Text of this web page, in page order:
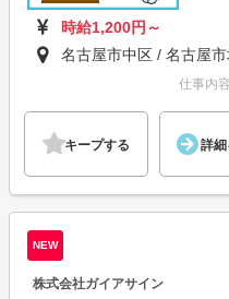
時給1,200円～
名古屋市中区 / 名古屋
仕事内
キープする 詳
NEW
株式会社ガイアサイン